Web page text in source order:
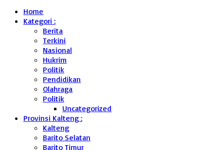
Home
Kategori :
Berita
Terkini
Nasional
Hukrim
Politik
Pendidikan
Olahraga
Politik
Uncategorized
Provinsi Kalteng :
Kalteng
Barito Selatan
Barito Timur